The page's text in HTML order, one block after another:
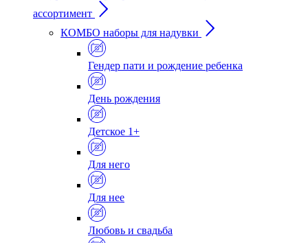
ассортимент
КОМБО наборы для надувки
Гендер пати и рождение ребенка
День рождения
Детское 1+
Для него
Для нее
Любовь и свадьба